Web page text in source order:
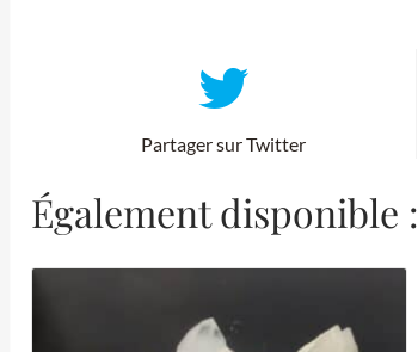
Partager sur Twitter
Également disponible :